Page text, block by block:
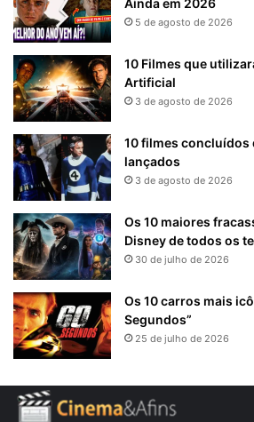
5 de agosto de 2026
10 Filmes que
Artificial
3 de agosto de 2026
10 filmes concluídos
lançados
3 de agosto de 2026
Os 10 maiores
Disney de todos os
30 de julho de 2026
Os 10 carros mais
Segundos”
25 de julho de 2026